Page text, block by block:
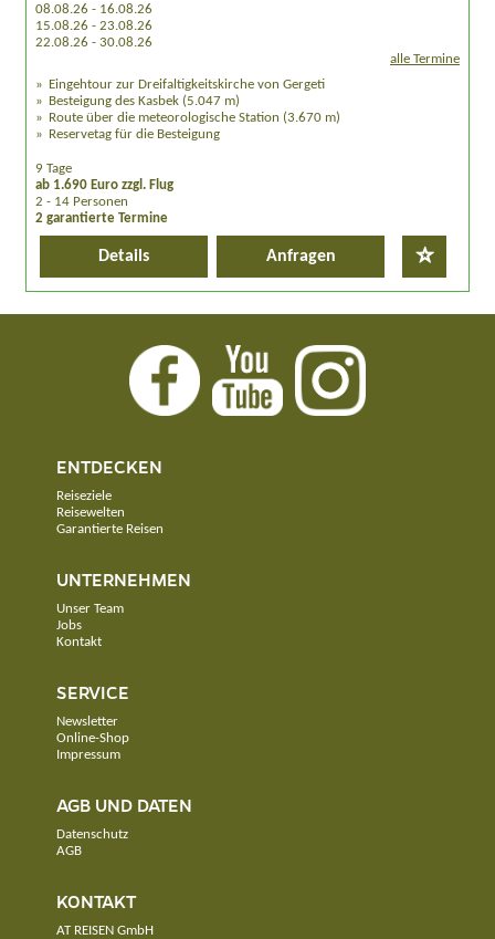
08.08.26 - 16.08.26
15.08.26 - 23.08.26
22.08.26 - 30.08.26
alle Termine
Eingehtour zur Dreifaltigkeitskirche von Gergeti
Besteigung des Kasbek (5.047 m)
Route über die meteorologische Station (3.670 m)
Reservetag für die Besteigung
9 Tage
ab 1.690 Euro zzgl. Flug
2 - 14 Personen
2 garantierte Termine
Details Anfragen
ENTDECKEN
Reiseziele
Reisewelten
Garantierte Reisen
UNTERNEHMEN
Unser Team
Jobs
Kontakt
SERVICE
Newsletter
Online-Shop
Impressum
AGB UND DATEN
Datenschutz
AGB
KONTAKT
AT REISEN GmbH